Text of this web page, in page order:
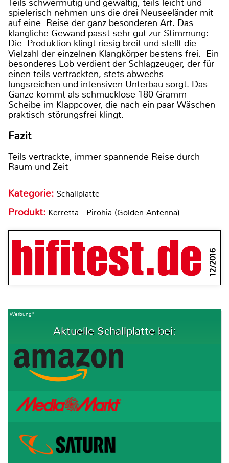
Teils schwermütig und gewaltig, teils leicht und
spielerisch nehmen uns die drei Neuseeländer mit
auf eine Reise der ganz besonderen Art. Das
klangliche Gewand passt sehr gut zur Stimmung:
Die Produktion klingt riesig breit und stellt die
Vielzahl der einzelnen Klangkörper bestens frei. Ein
besonderes Lob verdient der Schlagzeuger, der für
einen teils vertrackten, stets abwechs-
lungsreichen und intensiven Unterbau sorgt. Das
Ganze kommt als schmucklose 180-Gramm-
Scheibe im Klappcover, die nach ein paar Wäschen
praktisch störungsfrei klingt.
Fazit
Teils vertrackte, immer spannende Reise durch
Raum und Zeit
Kategorie: Schallplatte
Produkt: Kerretta - Pirohia (Golden Antenna)
12/2016
Werbung*
Aktuelle Schallplatte bei: